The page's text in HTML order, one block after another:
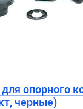
опорного
черные)